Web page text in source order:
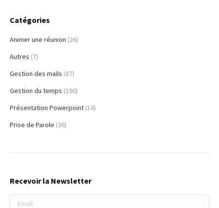
Catégories
Animer une réunion (26)
Autres (7)
Gestion des mails (87)
Gestion du temps (190)
Présentation Powerpoint (14)
Prise de Parole (36)
Recevoir la Newsletter